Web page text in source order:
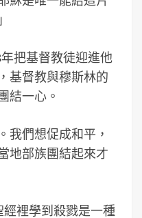
年把基督教徒迎進他
基督教與穆斯林的
結一心。
我們想促成和平，
地部族團結起來才
經裡學到殺戮是一種